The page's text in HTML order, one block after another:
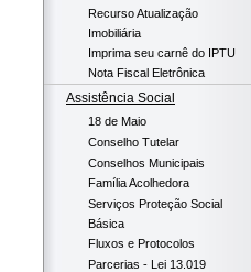
Recurso Atualização
Imobiliária
Imprima seu carnê do IPTU
Nota Fiscal Eletrônica
Assistência Social
18 de Maio
Conselho Tutelar
Conselhos Municipais
Família Acolhedora
Serviços Proteção Social
Básica
Fluxos e Protocolos
Parcerias - Lei 13.019